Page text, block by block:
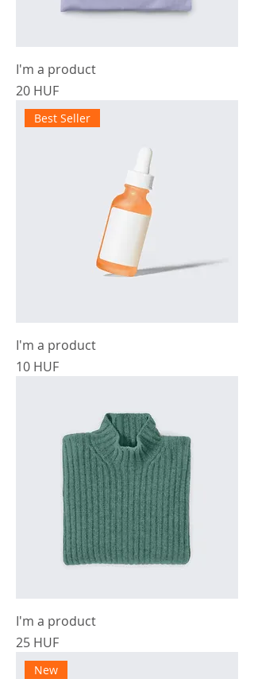
I'm a product
Precio
20 HUF
Best Seller
I'm a product
Precio
10 HUF
I'm a product
Precio
25 HUF
New